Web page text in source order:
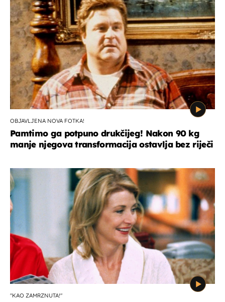
OBJAVLJENA NOVA FOTKA!
Pamtimo ga potpuno drukčijeg! Nakon 90 kg
manje njegova transformacija ostavlja bez riječi
"KAO ZAMRZNUTA!"